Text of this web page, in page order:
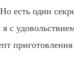
есть один
с